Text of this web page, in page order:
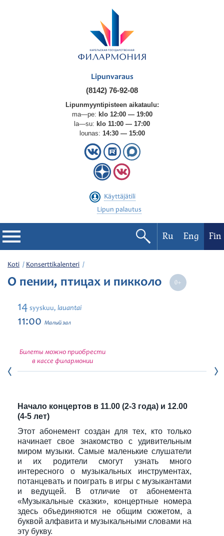
Lipunvaraus
(8142) 76-92-08
Lipunmyyntipisteen aikataulu:
ma—pe: klo 12:00 — 19:00
la—su: klo 11:00 — 17:00
lounas: 14:30 — 15:00
Käyttäjätili
Lipun palautus
Filharmonia
Konserttikalenteri
Festivaalit
Ru Eng Fin
Koti Konserttikalenteri
О пении, птицах и пикколо
14 syyskuu, lauantai
11:00 Малый зал
Билеты можно приобрести
в кассе филармонии
Начало концертов в 11.00 (2-3 года) и 12.00
(4-5 лет)
Этот абонемент создан для тех, кто только
начинает свое знакомство с удивительным
миром музыки. Самые маленькие слушатели
и их родители смогут узнать много
интересного о музыкальных инструментах,
потанцевать и поиграть в игры с музыкантами
и ведущей. В отличие от абонемента
«Музыкальные сказки», концертные номера
здесь объединяются не общим сюжетом, а
буквой алфавита и музыкальными словами на
эту букву.